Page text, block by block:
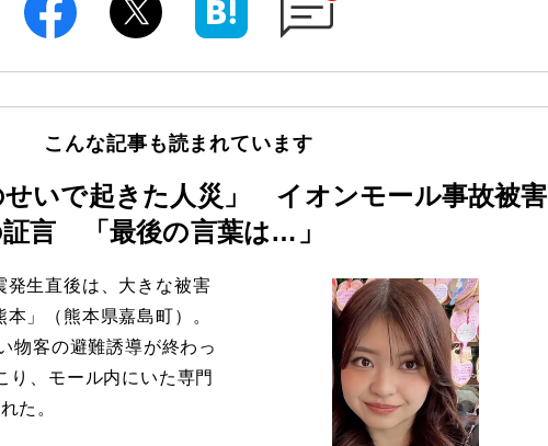
こんな記事も読まれています
せいで起きた人災」 イオンモール事故被害
言 「最後の言葉は…」
生直後は、大きな被害
」（熊本県嘉島町）。
物客の避難誘導が終わっ
り、モール内にいた専門
た。